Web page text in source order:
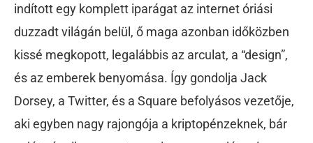
indított egy komplett iparágat az internet óriási
duzzadt világán belül, ő maga azonban időközben
kissé megkopott, legalábbis az arculat, a “design”,
és az emberek benyomása. Így gondolja Jack
Dorsey, a Twitter, és a Square befolyásos vezetője,
aki egyben nagy rajongója a kriptopénzeknek, bár